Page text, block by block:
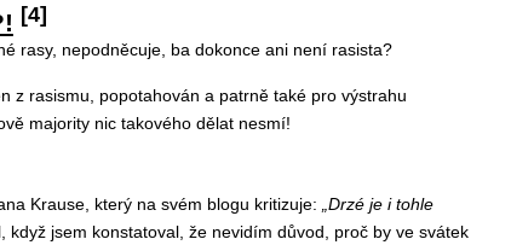
[4]
rasy, nepodněcuje, ba dokonce ani není rasista?
z rasismu, popotahován a patrně také pro výstrahu
majority nic takového dělat nesmí!
Krause, který na svém blogu kritizuje:
„Drzé je i tohle
jsem konstatoval, že nevidím důvod, proč by ve svátek